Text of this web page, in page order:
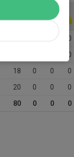
0
0
18 0 0 0
20 0 0 0
80 0 0 0